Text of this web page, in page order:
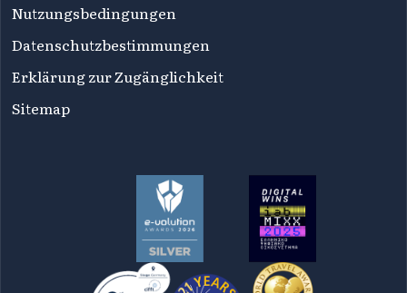
Nutzungsbedingungen
Datenschutzbestimmungen
Erklärung zur Zugänglichkeit
Sitemap